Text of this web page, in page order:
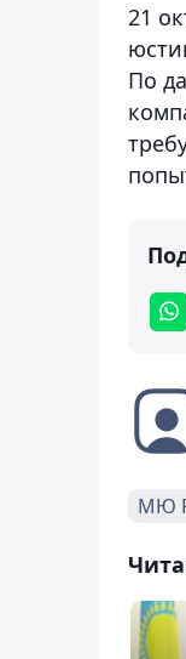
21
По
МЮ